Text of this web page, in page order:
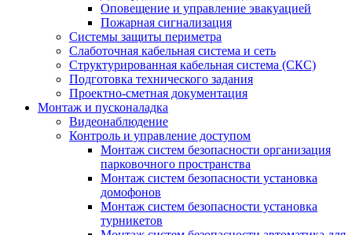
Оповещение и управление эвакуацией
Пожарная сигнализация
Системы защиты периметра
Слаботочная кабельная система и сеть
Структурированная кабельная система (СКС)
Подготовка технического задания
Проектно-сметная документация
Монтаж и пусконаладка
Видеонаблюдение
Контроль и управление доступом
Монтаж систем безопасности организация
парковочного пространства
Монтаж систем безопасности установка
домофонов
Монтаж систем безопасности установка
турникетов